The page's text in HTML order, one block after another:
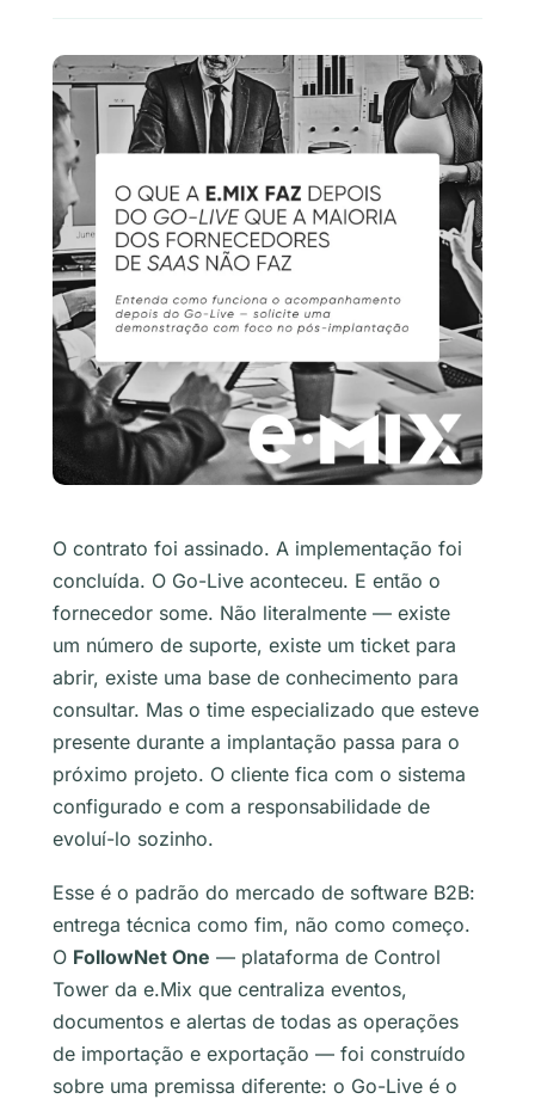
O contrato foi assinado. A implementação foi
concluída. O Go-Live aconteceu. E então o
fornecedor some. Não literalmente — existe
um número de suporte, existe um ticket para
abrir, existe uma base de conhecimento para
consultar. Mas o time especializado que esteve
presente durante a implantação passa para o
próximo projeto. O cliente fica com o sistema
configurado e com a responsabilidade de
evoluí-lo sozinho.
Esse é o padrão do mercado de software B2B:
entrega técnica como fim, não como começo.
O FollowNet One — plataforma de Control
Tower da e.Mix que centraliza eventos,
documentos e alertas de todas as operações
de importação e exportação — foi construído
sobre uma premissa diferente: o Go-Live é o